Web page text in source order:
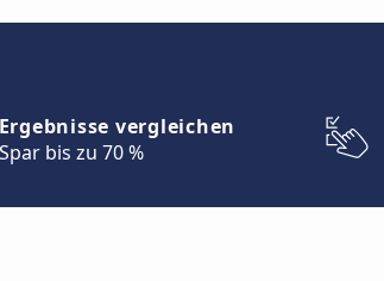
Ergebnisse vergleichen
Spar bis zu 70 %